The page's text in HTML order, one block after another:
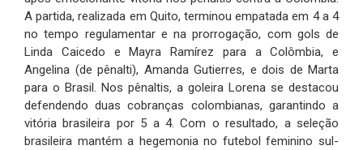
A partida, realizada em Quito, terminou empatada em 4 a 4
no tempo regulamentar e na prorrogação, com gols de
Linda Caicedo e Mayra Ramírez para a Colômbia, e
Angelina (de pênalti), Amanda Gutierres, e dois de Marta
para o Brasil. Nos pênaltis, a goleira Lorena se destacou
defendendo duas cobranças colombianas, garantindo a
vitória brasileira por 5 a 4. Com o resultado, a seleção
brasileira mantém a hegemonia no futebol feminino sul-